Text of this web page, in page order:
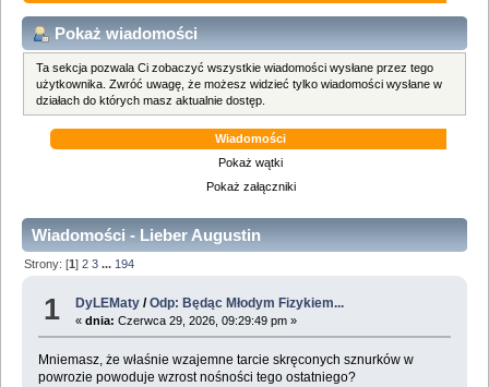
Pokaż wiadomości
Ta sekcja pozwala Ci zobaczyć wszystkie wiadomości wysłane przez tego
użytkownika. Zwróć uwagę, że możesz widzieć tylko wiadomości wysłane w
działach do których masz aktualnie dostęp.
Wiadomości
Pokaż wątki
Pokaż załączniki
Wiadomości - Lieber Augustin
Strony: [1]2 3 ... 194
1 DyLEMaty /Odp: Będąc Młodym Fizykiem...
«dnia: Czerwca 29, 2026, 09:29:49 pm »
Mniemasz, że właśnie wzajemne tarcie skręconych sznurków w
powrozie powoduje wzrost nośności tego ostatniego?